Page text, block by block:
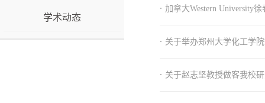
学术动态
· 加拿大Western University
· 关于举办郑州大学化工学
· 关于赵志坚教授做客我校